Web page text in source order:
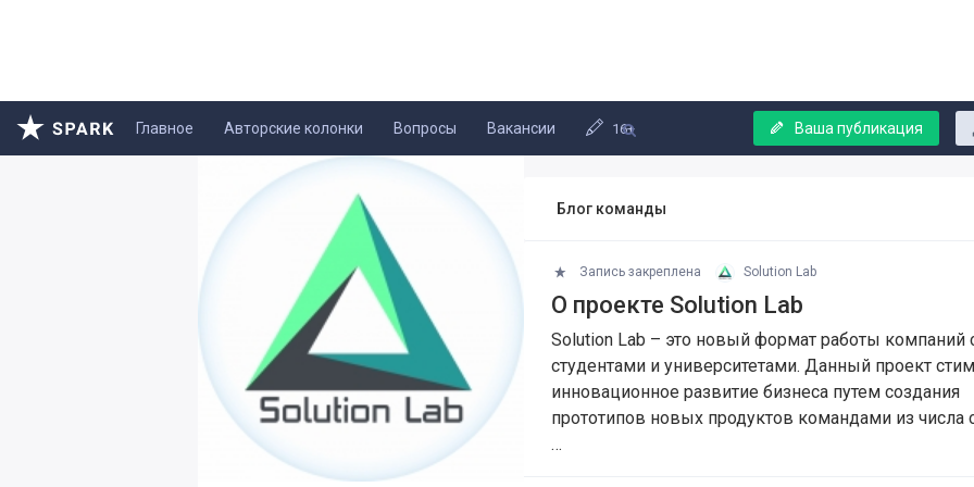
Главное Авторские колонки Вопросы Вакансии Ваша публикация
16+
Блог команды
Запись закреплена Solution Lab
О проекте Solution Lab
Solution Lab – это новый формат работы компаний
студентами и университетами. Данный проект
инновационное развитие бизнеса путем создания
прототипов новых продуктов командами из числа
…